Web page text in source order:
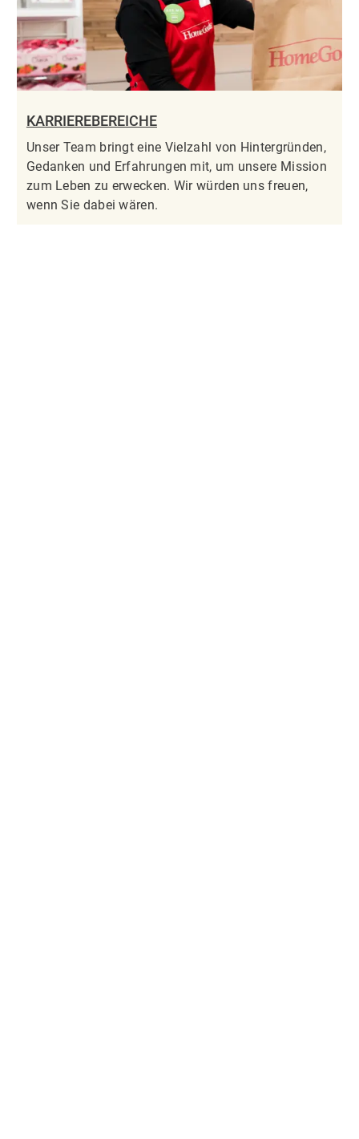
KARRIEREBEREICHE
Unser Team bringt eine Vielzahl von Hintergründen,
Gedanken und Erfahrungen mit, um unsere Mission
zum Leben zu erwecken. Wir würden uns freuen,
wenn Sie dabei wären.